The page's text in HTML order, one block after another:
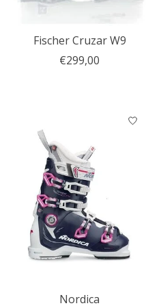
Fischer Cruzar W9
€299,00
Nordica